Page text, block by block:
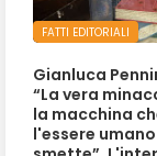
FATTI EDITORIALI
Gianluca
“La vera
la macchina
l'essere